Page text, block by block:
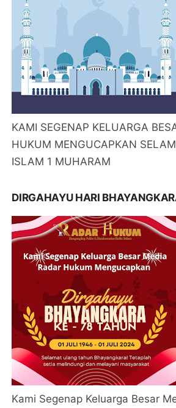
KAMI SEGENAP KELUARGA
HUKUM MENGUCAPKAN
ISLAM 1 MUHARAM
DIRGAHAYU HARI
Kami Segenap Keluarga Besar